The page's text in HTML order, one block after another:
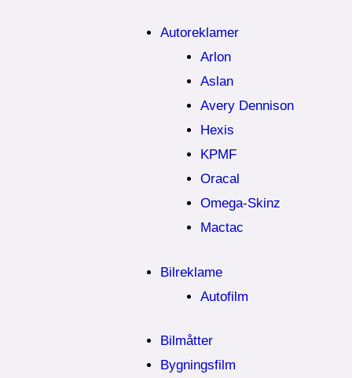
Autoreklamer
Arlon
Aslan
Avery Dennison
Hexis
KPMF
Oracal
Omega-Skinz
Mactac
Bilreklame
Autofilm
Bilmåtter
Bygningsfilm